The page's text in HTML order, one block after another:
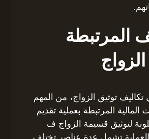
المرتبطة
تكاليف توثيق الزواج، من المهم
المالية المرتبطة بعملية تقديم
لتوثيق قسيمة الزواج ف